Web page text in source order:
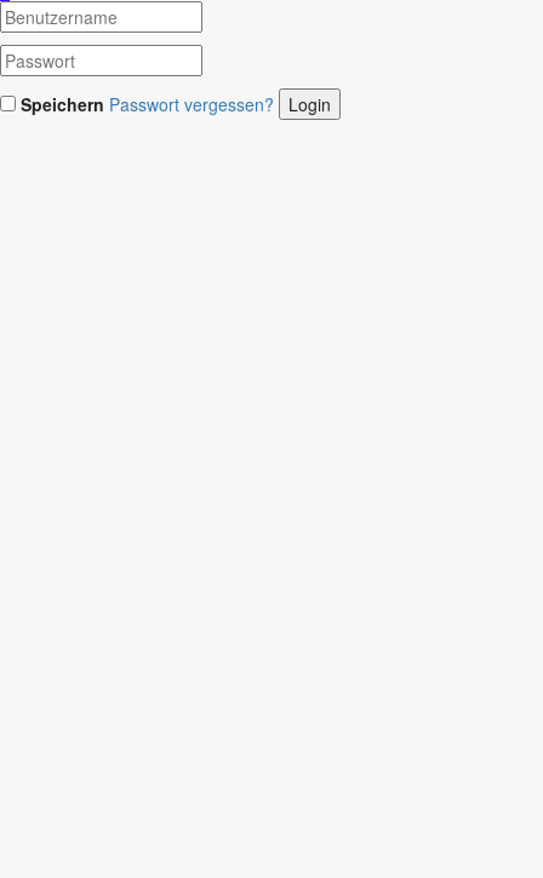
Speichern Passwort vergessen?